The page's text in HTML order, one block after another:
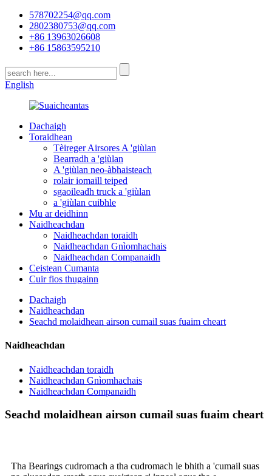
578702254@qq.com
2802380753@qq.com
+86 13963026608
+86 15863595210
English
Dachaigh
Toraidhean
Tèireger Airsores A 'giùlan
Bearradh a 'giùlan
A 'giùlan neo-àbhaisteach
rolair iomaill teiped
sgaoileadh truck a 'giùlan
a 'giùlan cuibhle
Mu ar deidhinn
Naidheachdan
Naidheachdan toraidh
Naidheachdan Gnìomhachais
Naidheachdan Companaidh
Ceistean Cumanta
Cuir fios thugainn
Dachaigh
Naidheachdan
Seachd molaidhean airson cumail suas fuaim cheart
Naidheachdan
Naidheachdan toraidh
Naidheachdan Gnìomhachais
Naidheachdan Companaidh
Seachd molaidhean airson cumail suas fuaim cheart
Tha Bearings cudromach a tha cudromach le bhith a 'cumail suas